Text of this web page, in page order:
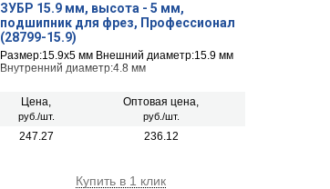
ЗУБР 15.9 мм, высота - 5 мм,
подшипник для фрез, Профессионал
(28799-15.9)
Размер:15.9х5 мм Внешний диаметр:15.9 мм
Внутренний диаметр:4.8 мм
Цена,
руб./шт.
Оптовая цена,
руб./шт.
247.27 236.12
Купить в 1 клик